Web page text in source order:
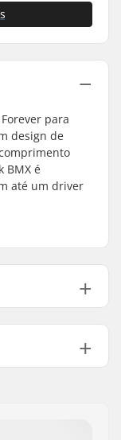
para
design de
BMX é
até um driver